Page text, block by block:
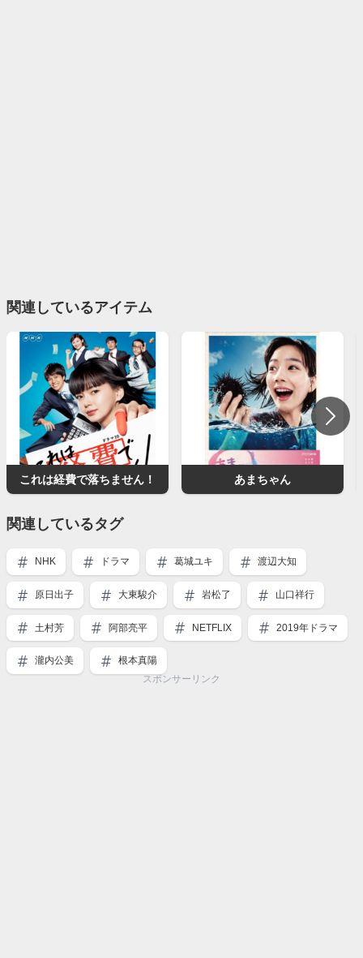
関連しているアイテム
これは経費で落ちません！ あまちゃん
関連しているタグ
NHK ドラマ 葛城ユキ 渡辺大知
原日出子 大東駿介 岩松了 山口祥行
土村芳 阿部亮平 NETFLIX 2019年ドラマ
瀧内公美
根本真陽
スポンサーリンク